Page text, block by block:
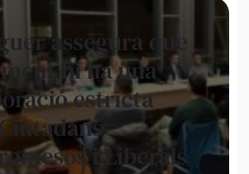
assegura que
hi ha una
estricta
i Liberals